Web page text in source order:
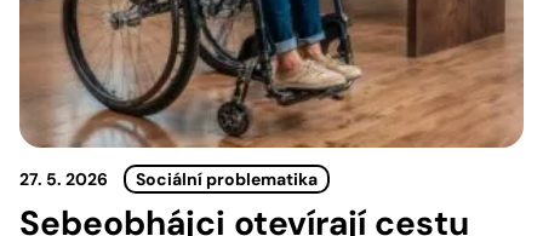
27. 5. 2026 Sociální problematika
Sebeobhájci otevírají cestu